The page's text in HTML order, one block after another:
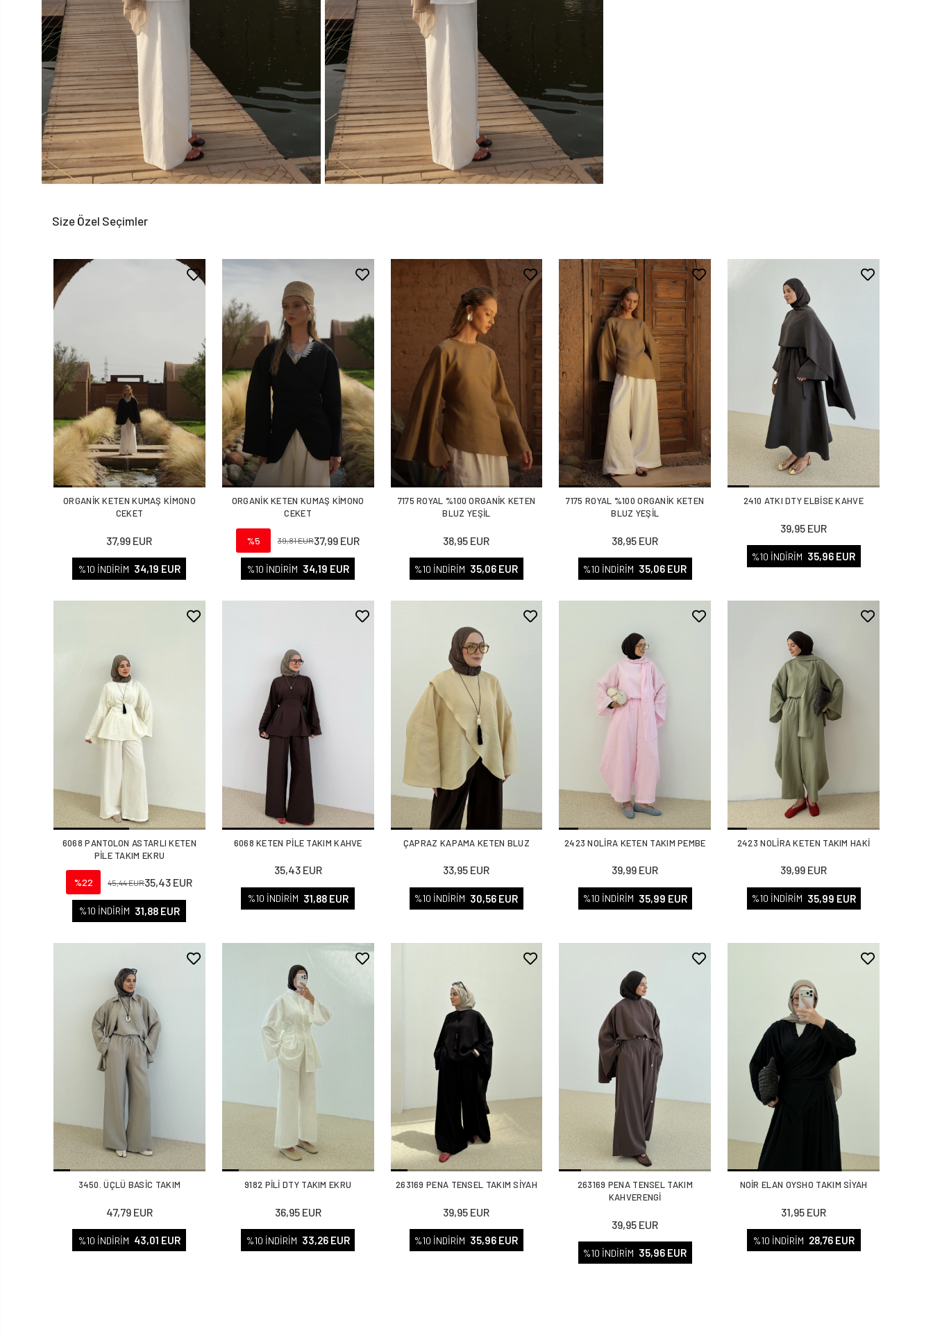
Size Özel Seçimler
ORGANİK KETEN KUMAŞ KİMONO
CEKET
37,99 EUR
%10 İNDİRİM 34,19 EUR
ORGANİK KETEN KUMAŞ KİMONO
CEKET
%5 39,81 EUR37,99 EUR
%10 İNDİRİM 34,19 EUR
7175 ROYAL %100 ORGANİK KETEN
BLUZ YEŞİL
38,95 EUR
%10 İNDİRİM 35,06 EUR
7175 ROYAL %100 ORGANİK KETEN
BLUZ YEŞİL
38,95 EUR
%10 İNDİRİM 35,06 EUR
2410 ATKI DTY ELBİSE KAHVE
39,95 EUR
%10 İNDİRİM 35,96 EUR
6068 PANTOLON ASTARLI KETEN
PİLE TAKIM EKRU
%22 45,44 EUR35,43 EUR
%10 İNDİRİM 31,88 EUR
6068 KETEN PİLE TAKIM KAHVE
35,43 EUR
%10 İNDİRİM 31,88 EUR
ÇAPRAZ KAPAMA KETEN BLUZ
33,95 EUR
%10 İNDİRİM 30,56 EUR
2423 NOLİRA KETEN TAKIM PEMBE
39,99 EUR
%10 İNDİRİM 35,99 EUR
2423 NOLİRA KETEN TAKIM HAKİ
39,99 EUR
%10 İNDİRİM 35,99 EUR
3450. ÜÇLÜ BASİC TAKIM
47,79 EUR
%10 İNDİRİM 43,01 EUR
9182 PİLİ DTY TAKIM EKRU
36,95 EUR
%10 İNDİRİM 33,26 EUR
263169 PENA TENSEL TAKIM SİYAH
39,95 EUR
%10 İNDİRİM 35,96 EUR
263169 PENA TENSEL TAKIM
KAHVERENGİ
39,95 EUR
%10 İNDİRİM 35,96 EUR
NOİR ELAN OYSHO TAKIM SİYAH
31,95 EUR
%10 İNDİRİM 28,76 EUR